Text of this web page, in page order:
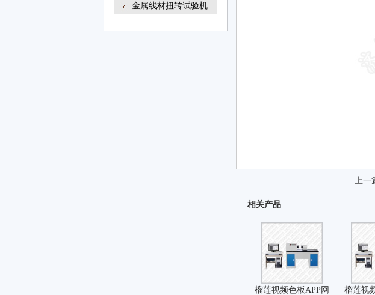
金属线材扭转试验机
上一篇
相关产品
榴莲视频色板APP网
榴莲视